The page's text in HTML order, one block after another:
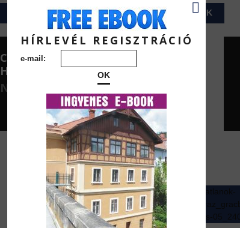
HÍRLEVÉL REGISZTRÁCIÓ
e-mail:
OK
INGATLANOK HÍRLEVELEK RÓLUNK
CSALÁDI
HÁZAK
NYARALÓK